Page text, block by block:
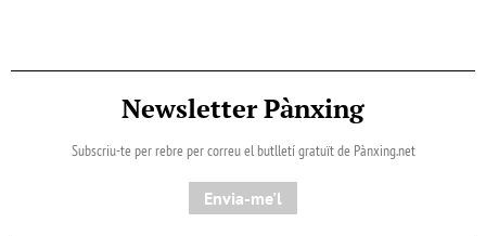
Newsletter Pànxing
Subscriu-te per rebre per correu el butlletí gratuït de Pànxing.net​
Envia-me'l